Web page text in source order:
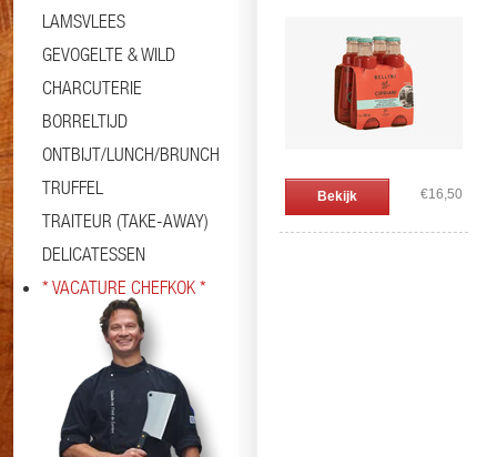
LAMSVLEES
GEVOGELTE & WILD
CHARCUTERIE
BORRELTIJD
ONTBIJT/LUNCH/BRUNCH
TRUFFEL
TRAITEUR (TAKE-AWAY)
DELICATESSEN
* VACATURE CHEFKOK *
Bekijk €16,50